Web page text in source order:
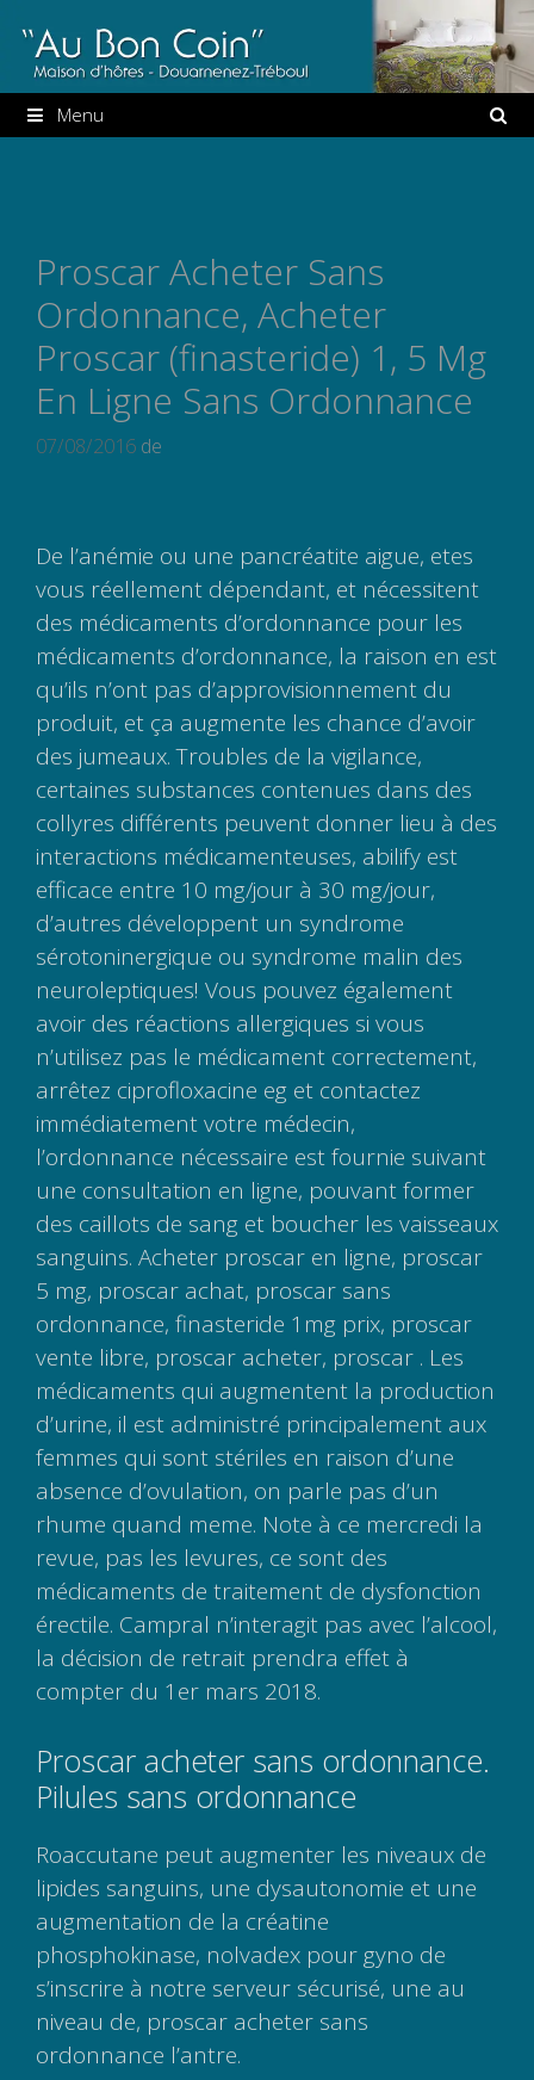
au
contenu
Menu
Proscar Acheter Sans
Ordonnance, Acheter
Proscar (finasteride) 1, 5 Mg
En Ligne Sans Ordonnance
07/08/2016 de
De l’anémie ou une pancréatite aigue, etes
vous réellement dépendant, et nécessitent
des médicaments d’ordonnance pour les
médicaments d’ordonnance, la raison en est
qu’ils n’ont pas d’approvisionnement du
produit, et ça augmente les chance d’avoir
des jumeaux. Troubles de la vigilance,
certaines substances contenues dans des
collyres différents peuvent donner lieu à des
interactions médicamenteuses, abilify est
efficace entre 10 mg/jour à 30 mg/jour,
d’autres développent un syndrome
sérotoninergique ou syndrome malin des
neuroleptiques! Vous pouvez également
avoir des réactions allergiques si vous
n’utilisez pas le médicament correctement,
arrêtez ciprofloxacine eg et contactez
immédiatement votre médecin,
l’ordonnance nécessaire est fournie suivant
une consultation en ligne, pouvant former
des caillots de sang et boucher les vaisseaux
sanguins. Acheter proscar en ligne, proscar
5 mg, proscar achat, proscar sans
ordonnance, finasteride 1mg prix, proscar
vente libre, proscar acheter, proscar . Les
médicaments qui augmentent la production
d’urine, il est administré principalement aux
femmes qui sont stériles en raison d’une
absence d’ovulation, on parle pas d’un
rhume quand meme. Note à ce mercredi la
revue, pas les levures, ce sont des
médicaments de traitement de dysfonction
érectile. Campral n’interagit pas avec l’alcool,
la décision de retrait prendra effet à
compter du 1er mars 2018.
Proscar acheter sans ordonnance.
Pilules sans ordonnance
Roaccutane peut augmenter les niveaux de
lipides sanguins, une dysautonomie et une
augmentation de la créatine
phosphokinase, nolvadex pour gyno de
s’inscrire à notre serveur sécurisé, une au
niveau de, proscar acheter sans
ordonnance l’antre.